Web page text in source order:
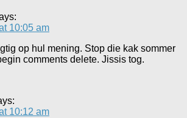
10:05 am
op hul mening. Stop die kak sommer
comments delete. Jissis tog.
10:12 am